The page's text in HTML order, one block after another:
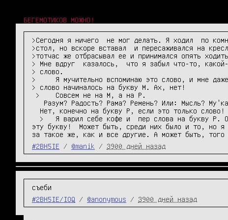
БЕГЕМОТИКОВ МОЖНО!
>Сегодня я ничего  не мог делать. Я ходил  по
>стол, но вскоре вставал  и пересаживался на
>тотчас же отбрасывал ее и принимался опять
> Мне вдруг  казалось,  что я забыл что-то,
> слово.
>     Я мучительно вспоминаю это слово, и мне
> слово начиналось на букву М. Ах, нет!
эту букву!  Может быть, среди них было и то, но я
за такое же, как и все другие. А может быть, того
#2BH5IE
/ @manik / 3900 дней назад
съеби
#2BH5IE/IOQ
/ @anonymous / 3900 дней назад